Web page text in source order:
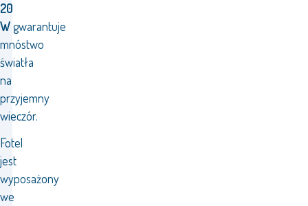
20
Wgwarantuje
mnóstwo
światła
na
przyjemny
wieczór.
Fotel
jest
wyposażony
we